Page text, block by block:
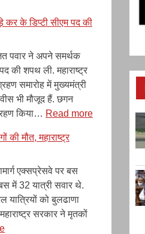
भतीजे
बुलाई
अलग-
अलग
बैठक,
पावर
टेस्ट
कर के डिप्टी सीएम पद की
पवार ने अपने समर्थक
की शपथ ली. महाराष्ट्र
समारोह में मुख्यमंत्री
भी मौजूद हैं. छगन
किया… Read more:
की मौत, महाराष्ट्र
एक्सप्रेसवे पर बस
में 32 यात्री सवार थे.
को बुलढाणा
सरकार ने मृतकों
: